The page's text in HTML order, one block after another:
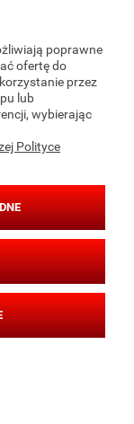
poprawne
ofertę do
przez
lub
wybierając
Polityce